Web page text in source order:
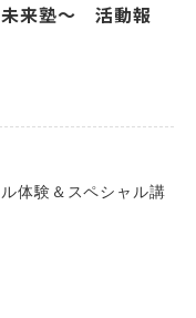
来塾～ 活動報